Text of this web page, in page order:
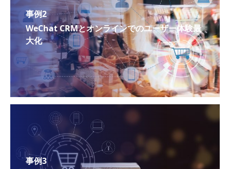
事例2
WeChat CRMとオンラインでのユーザー体験最
大化
事例3